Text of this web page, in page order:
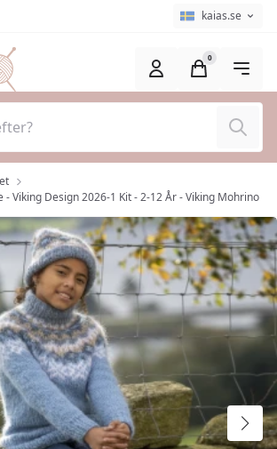
(Tryck på Enter) Språkväljare
Aktuellt språk
kaias.se
Sök
0
- Viking Design 2026-1 Kit - 2-12 År - Viking Mohrino